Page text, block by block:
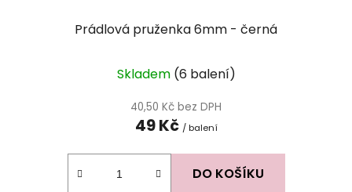
Prádlová pruženka 6mm - černá
Skladem (6 balení)
40,50 Kč bez DPH
49 Kč / balení
DO KOŠÍKU